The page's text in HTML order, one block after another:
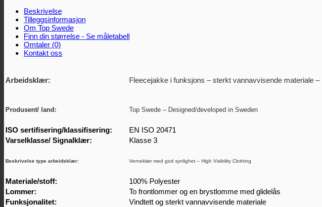
Beskrivelse
Tilleggsinformasjon
Om Top Swede
Finn din størrelse - Se måletabell
Omtaler (0)
Kontakt oss
Arbeidsklær: Fleecejakke i funksjons – sterkt vannavvisende materiale –
Produsent/ land: Top Swede – Designed/developed in Sweden
ISO sertifisering/klassifisering:
EN ISO 20471
Varselklasse/ Signalklær:
Klasse 3
Beskrivelse type arbeidsklær: Verneklær med god synlighet – High Visibility Clothing
Materiale/stoff:
100% Polyester
Lommer:
To frontlommer og en brystlomme med glidelås
Funksjonalitet:
Vindtett og sterkt vannavvisende materiale